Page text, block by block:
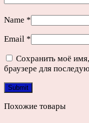
Name *
Email *
Сохранить моё
браузере для
Похожие товары